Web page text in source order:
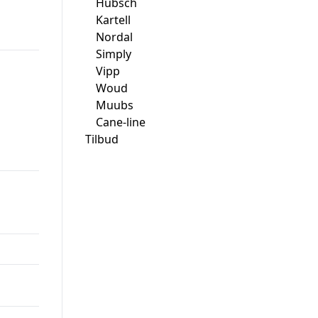
Kartell
Nordal
Simply
Vipp
Woud
Muubs
Cane-line
Tilbud